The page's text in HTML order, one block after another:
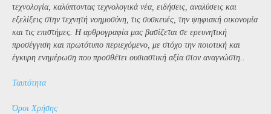
τεχνολογία, καλύπτοντας τεχνολογικά νέα, ειδήσεις, αναλύσεις και
εξελίξεις στην τεχνητή νοημοσύνη, τις συσκευές, την ψηφιακή οικονομία
και τις επιστήμες. Η αρθρογραφία μας βασίζεται σε ερευνητική
προσέγγιση και πρωτότυπο περιεχόμενο, με στόχο την ποιοτική και
έγκυρη ενημέρωση που προσθέτει ουσιαστική αξία στον αναγνώστη..
Ταυτότητα
Όροι Χρήσης